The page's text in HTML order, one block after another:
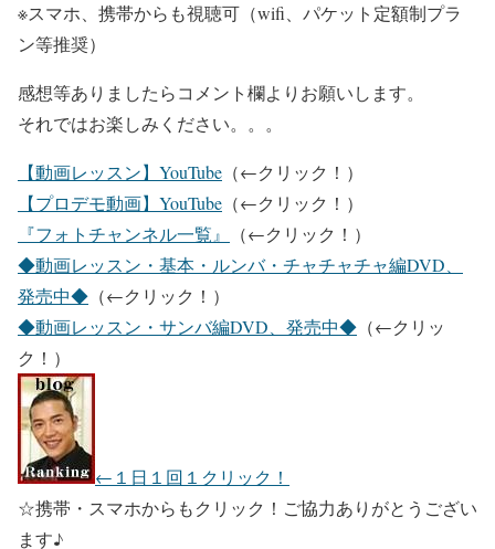
※スマホ、携帯からも視聴可（wifi、パケット定額制プラ
ン等推奨）
感想等ありましたらコメント欄よりお願いします。
それではお楽しみください。。。
【動画レッスン】YouTube （←クリック！）
【プロデモ動画】YouTube （←クリック！）
『フォトチャンネル一覧』
（←クリック！）
◆動画レッスン・基本・ルンバ・チャチャチャ編DVD、
発売中◆ （←クリック！）
◆動画レッスン・サンバ編DVD、発売中◆ （←クリッ
ク！）
←１日１回１クリック！
☆携帯・スマホからもクリック！ご協力ありがとうござい
ます♪